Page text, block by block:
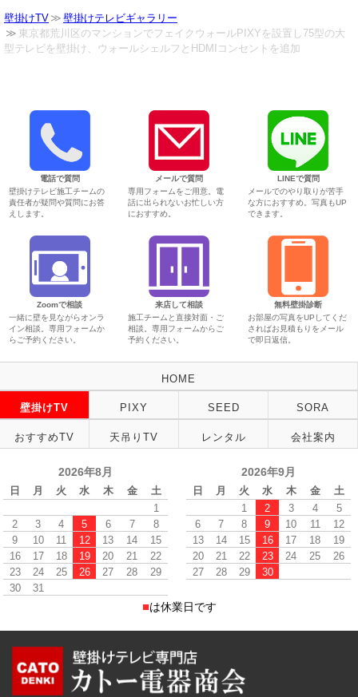
壁掛けTV
壁掛けテレビギャラリー
東京都荒川区のマンションでフェイクウォールPIXYを設置し75型の大
型テレビを壁掛け、ウォールシェルフとHDMIコンセントを追加
電話で質問
壁掛けテレビ施工チームの
責任者が疑問や質問にお答
えします。
メールで質問
専用フォームをご用意。電
話に出られないお忙しい方
におすすめ。
LINEで質問
メールでのやり取りが苦手
な方におすすめ。写真もUP
できます。
Zoomで相談
一緒に壁を見ながらオンラ
イン相談。専用フォームか
らご予約ください。
来店して相談
施工チームと直接対面・ご
相談。専用フォームからご
予約ください。
無料壁掛診断
お部屋の写真をUPしてくだ
さればお見積もりをメール
で即日返信。
HOME
壁掛けTV PIXY SEED SORA
おすすめTV 天吊りTV レンタル 会社案内
2026年8月
日 月 火 水 木 金
土
1
2
3 4 5 6 7
8
9
10 11 12 13 14
15
16
17 18 19 20 21
22
23
24 25 26 27 28
29
30
31
2026年9月
日 月 火 水 木 金
土
1
2 3 4
5
6
7 8 9 10 11
12
13
14 15 16 17 18
19
20
21 22 23 24 25
26
27
28 29 30
■は休業日です